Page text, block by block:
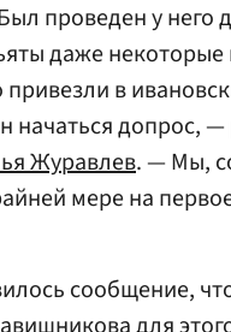
проведен у него
даже некоторые
в
допрос, —
Журавлев. — Мы,
мере на
сообщение,